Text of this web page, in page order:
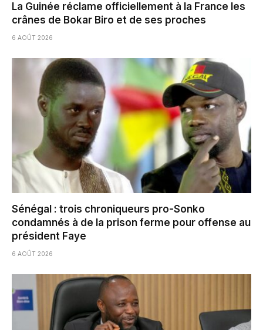
La Guinée réclame officiellement à la France les
crânes de Bokar Biro et de ses proches
6 AOÛT 2026
Sénégal : trois chroniqueurs pro-Sonko
condamnés à de la prison ferme pour offense au
président Faye
6 AOÛT 2026